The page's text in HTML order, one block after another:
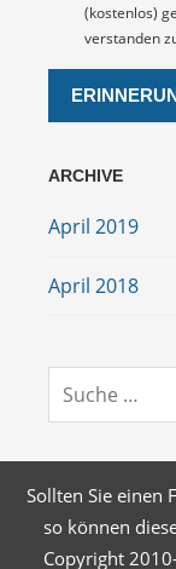
(kostenlos)
verstanden
ARCHIVE
April 2019
April 2018
Sollten Sie einen
so können
Copyright